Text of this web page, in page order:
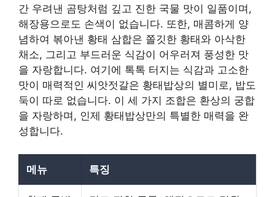
간 우려낸 곰탕처럼 깊고 진한 국물 맛이 일품이며,
해장용으로도 손색이 없습니다. 또한, 매콤하게 양
념하여 볶아낸 황태 삼합은 쫄깃한 황태와 아삭한
채소, 그리고 부드러운 식감이 어우러져 풍성한 맛
을 자랑합니다. 여기에 톡톡 터지는 식감과 고소한
맛이 매력적인 씨앗젓갈은 황태밥상의 별미로, 밥도
둑이 따로 없습니다. 이 세 가지 조합은 환상의 궁합
을 자랑하며, 인제 황태밥상만의 특별한 매력을 완
성합니다.
메뉴 특징